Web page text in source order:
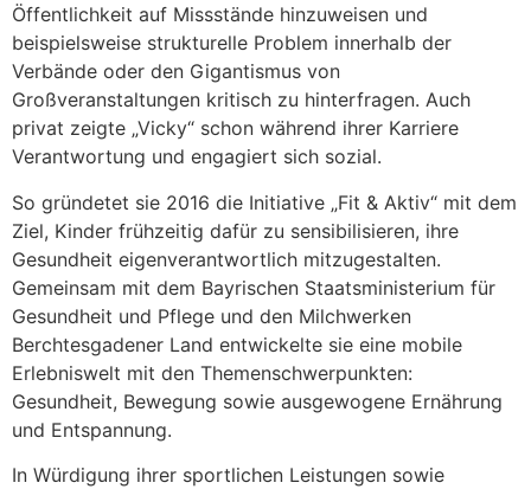
Öffentlichkeit auf Missstände hinzuweisen und
beispielsweise strukturelle Problem innerhalb der
Verbände oder den Gigantismus von
Großveranstaltungen kritisch zu hinterfragen. Auch
privat zeigte „Vicky“ schon während ihrer Karriere
Verantwortung und engagiert sich sozial.
So gründetet sie 2016 die Initiative „Fit & Aktiv“ mit dem
Ziel, Kinder frühzeitig dafür zu sensibilisieren, ihre
Gesundheit eigenverantwortlich mitzugestalten.
Gemeinsam mit dem Bayrischen Staatsministerium für
Gesundheit und Pflege und den Milchwerken
Berchtesgadener Land entwickelte sie eine mobile
Erlebniswelt mit den Themenschwerpunkten:
Gesundheit, Bewegung sowie ausgewogene Ernährung
und Entspannung.
In Würdigung ihrer sportlichen Leistungen sowie